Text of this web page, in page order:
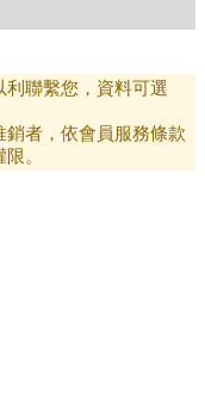
利聯繫您，資料可選
者，依會員服務條款
。